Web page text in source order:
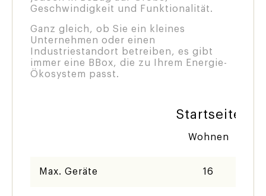
Geschwindigkeit und Funktionalität.
Ganz gleich, ob Sie ein kleines
Unternehmen oder einen
Industriestandort betreiben, es gibt
immer eine BBox, die zu Ihrem Energie-
Ökosystem passt.
Startseite
Wohnen
Max. Geräte 16